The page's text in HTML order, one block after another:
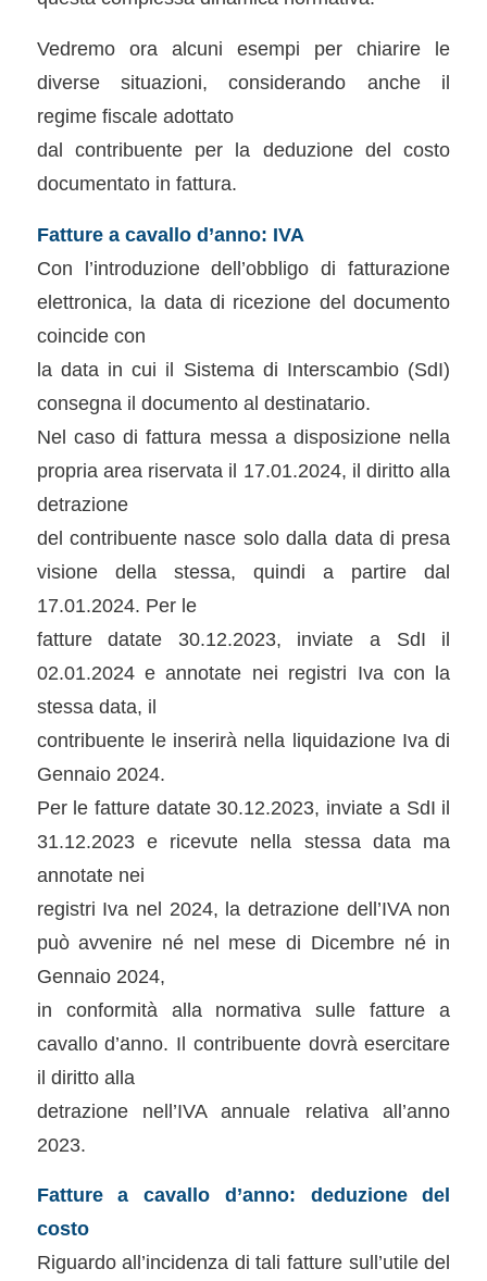
Vedremo ora alcuni esempi per chiarire le
diverse situazioni, considerando anche il
regime fiscale adottato
dal contribuente per la deduzione del costo
documentato in fattura.
Fatture a cavallo d’anno: IVA
Con l’introduzione dell’obbligo di fatturazione
elettronica, la data di ricezione del documento
coincide con
la data in cui il Sistema di Interscambio (SdI)
consegna il documento al destinatario.
Nel caso di fattura messa a disposizione nella
propria area riservata il 17.01.2024, il diritto alla
detrazione
del contribuente nasce solo dalla data di presa
visione della stessa, quindi a partire dal
17.01.2024. Per le
fatture datate 30.12.2023, inviate a SdI il
02.01.2024 e annotate nei registri Iva con la
stessa data, il
contribuente le inserirà nella liquidazione Iva di
Gennaio 2024.
Per le fatture datate 30.12.2023, inviate a SdI il
31.12.2023 e ricevute nella stessa data ma
annotate nei
registri Iva nel 2024, la detrazione dell’IVA non
può avvenire né nel mese di Dicembre né in
Gennaio 2024,
in conformità alla normativa sulle fatture a
cavallo d’anno. Il contribuente dovrà esercitare
il diritto alla
detrazione nell’IVA annuale relativa all’anno
2023.
Fatture a cavallo d’anno: deduzione del
costo
Riguardo all’incidenza di tali fatture sull’utile del